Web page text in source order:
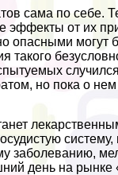
сама по себе.
эффекты от их
опасными
такого
но пока о нем
систему,
заболеванию,
день на рынке